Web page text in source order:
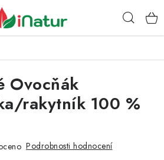
Ovocňák
rakytník 100 %
Podrobnosti hodnocení